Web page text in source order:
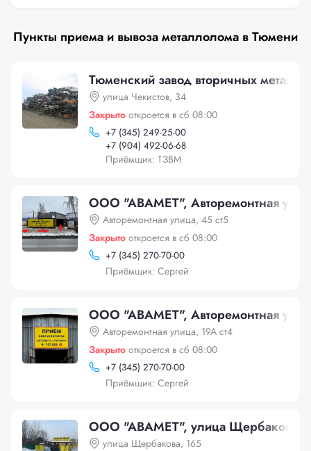
Пункты приема и вывоза металлолома в Тюмени
Тюменский завод вторичных
улица Чекистов, 34
Закрыто откроется в сб 08:00
+7 (345) 249-25-00
+7 (904) 492-06-68
Приёмщик: ТЗВМ
ООО "АВАМЕТ", Авторемонтная
Авторемонтная улица, 45 ст5
Закрыто откроется в сб 08:00
+7 (345) 270-70-00
Приёмщик: Сергей
ООО "АВАМЕТ", Авторемонтная
Авторемонтная улица, 19А ст4
Закрыто откроется в сб 08:00
+7 (345) 270-70-00
Приёмщик: Сергей
ООО "АВАМЕТ", улица Щербакова,
улица Щербакова, 165